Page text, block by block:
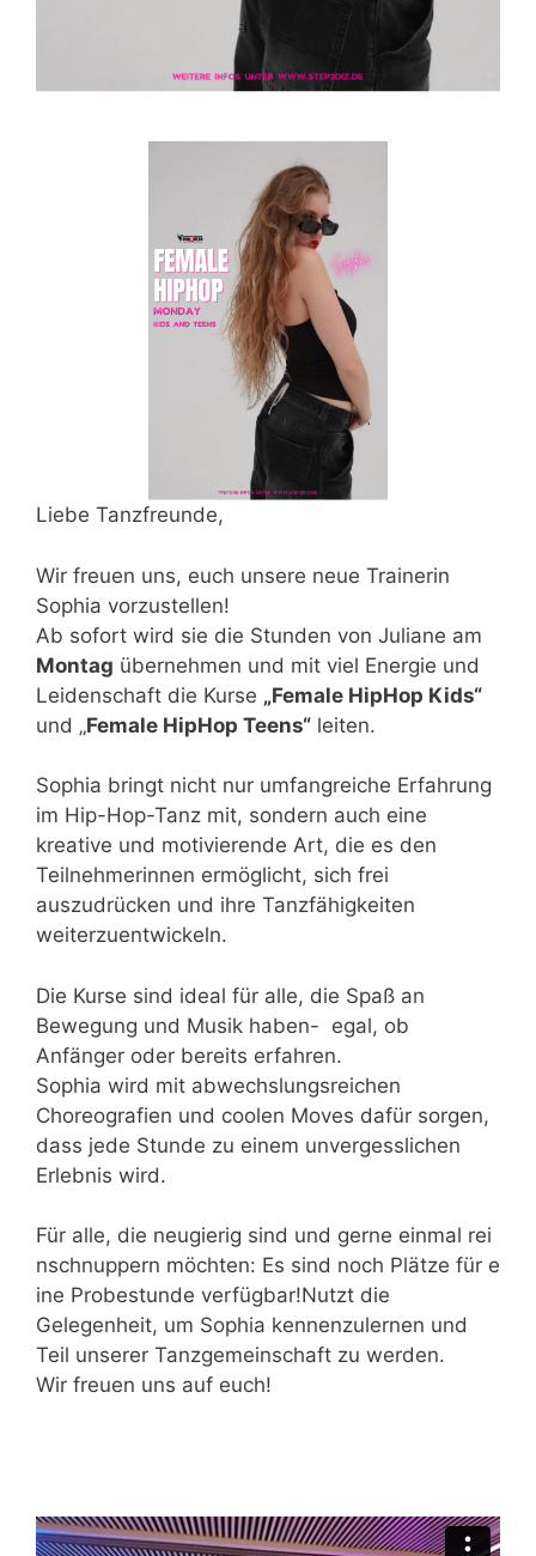
Liebe Tanzfreunde,
Wir freuen uns, euch unsere neue Trainerin
Sophia vorzustellen!
Ab sofort wird sie die Stunden von Juliane am
Montag übernehmen und mit viel Energie und
Leidenschaft die Kurse „Female HipHop Kids“
und „Female HipHop Teens“ leiten.
Sophia bringt nicht nur umfangreiche Erfahrung
im Hip-Hop-Tanz mit, sondern auch eine
kreative und motivierende Art, die es den
Teilnehmerinnen ermöglicht, sich frei
auszudrücken und ihre Tanzfähigkeiten
weiterzuentwickeln.
Die Kurse sind ideal für alle, die Spaß an
Bewegung und Musik haben- egal, ob
Anfänger oder bereits erfahren.
Sophia wird mit abwechslungsreichen
Choreografien und coolen Moves dafür sorgen,
dass jede Stunde zu einem unvergesslichen
Erlebnis wird.
Für alle, die neugierig sind und gerne einmal rei
nschnuppern möchten: Es sind noch Plätze für e
ine Probestunde verfügbar!Nutzt die
Gelegenheit, um Sophia kennenzulernen und
Teil unserer Tanzgemeinschaft zu werden.
Wir freuen uns auf euch!